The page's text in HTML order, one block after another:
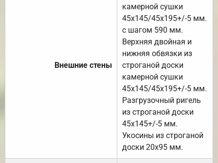
Внешние стены
камерной сушки
45х145/45х195+/-5 мм.
с шагом 590 мм.
Верхняя двойная и
нижняя обвязки из
строганой доски
камерной сушки
45х145/45х195+/-5 мм.
Разгрузочный ригель
из строганой доски
45х145+/-5 мм.
Укосины из строганой
доски 20х95 мм.